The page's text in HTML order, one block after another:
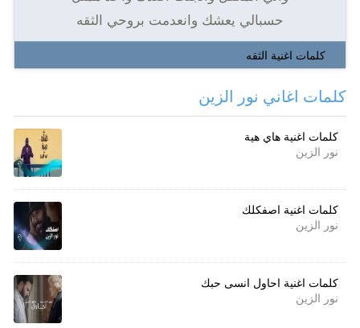
حسبالي يعشك وانعدمت بروحي الثقه
كلمات اغنية الثقه
كلمات اغاني نور الزين
كلمات اغنية هاي هية
نور الزين
كلمات اغنية اصفكلك
نور الزين
كلمات اغنية احاول انسى حبك
نور الزين